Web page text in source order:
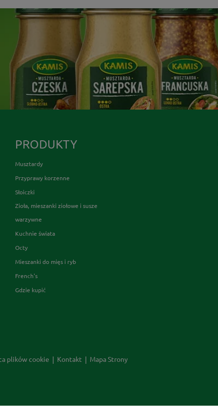
PRODUKTY
Musztardy
Przyprawy korzenne
Słoiczki
Zioła, mieszanki ziołowe i susze
warzywne
Kuchnie świata
Octy
Mieszanki do mięs i ryb
French's
Gdzie kupić
plików cookie Kontakt Mapa Strony